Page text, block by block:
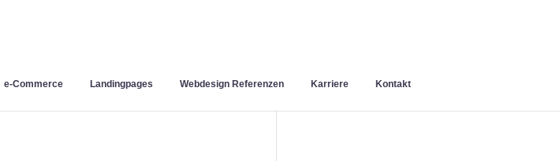
e-Commerce Landingpages Webdesign Referenzen Karriere Kontakt